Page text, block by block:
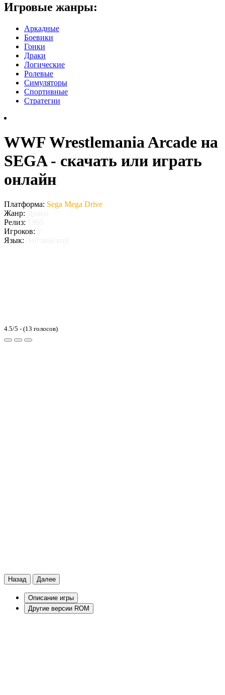
Игровые жанры:
Аркадные
Боевики
Гонки
Драки
Логические
Ролевые
Симуляторы
Спортивные
Стратегии
WWF Wrestlemania Arcade на
SEGA - скачать или играть
онлайн
Платформа: Sega Mega Drive
Жанр:
Релиз:
Игроков:
Язык:
4.5/5 - (13 голосов)
Назад Далее
Описание игры
Другие версии ROM